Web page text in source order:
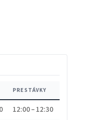
PRESTÁVKY
12:00 – 12:30